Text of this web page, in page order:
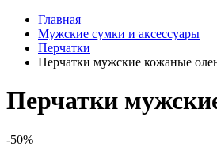
Главная
Мужские сумки и аксессуары
Перчатки
Перчатки мужские кожаные
Перчатки
-50%